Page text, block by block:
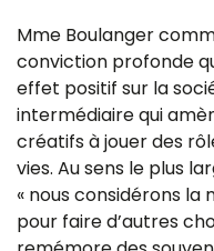
Mme Boulanger
conviction profonde
effet positif sur la
intermédiaire qui
créatifs à jouer des
vies. Au sens le plus
« nous considérons la
pour faire d’autres